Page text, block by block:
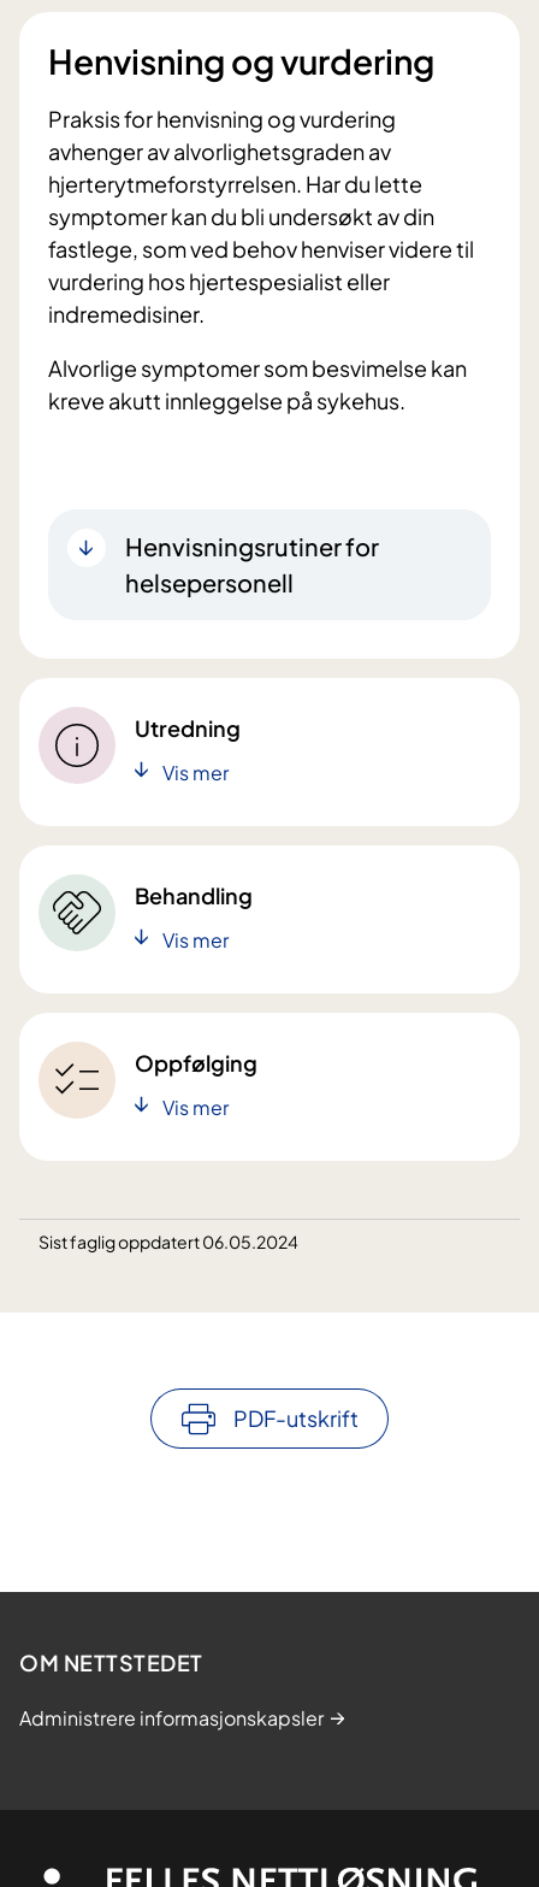
Henvisning og vurdering
Praksis for henvisning og vurdering
avhenger av alvorlighetsgraden av
hjerterytmeforstyrrelsen. Har du lette
symptomer kan du bli undersøkt av din
fastlege, som ved behov henviser videre til
vurdering hos hjertespesialist eller
indremedisiner.
Alvorlige symptomer som besvimelse kan
kreve akutt innleggelse på sykehus.
Henvisningsrutiner for
helsepersonell
Utredning
Vis mer
Behandling
Vis mer
Oppfølging
Vis mer
Sist faglig oppdatert 06.05.2024
PDF-utskrift
OM NETTSTEDET
Administrere informasjonskapsler